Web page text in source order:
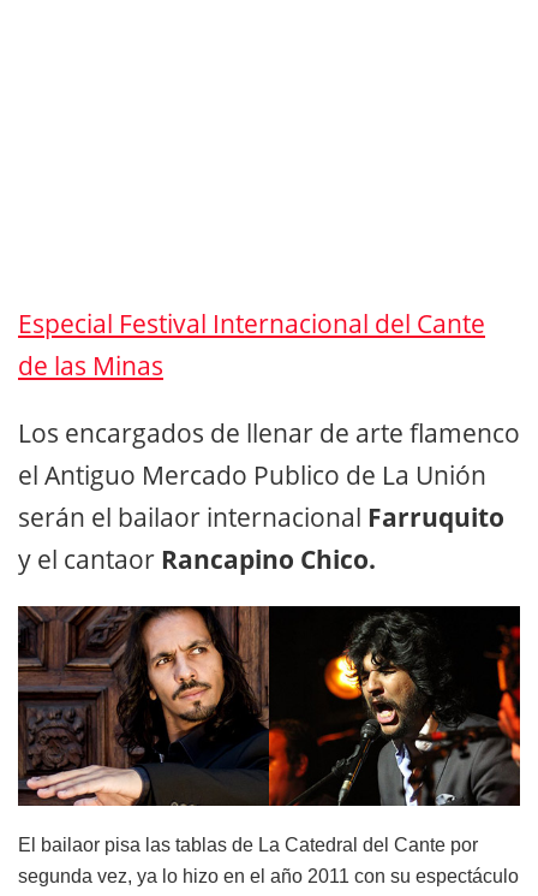
Especial Festival Internacional del Cante
de las Minas
Los encargados de llenar de arte flamenco
el Antiguo Mercado Publico de La Unión
serán el bailaor internacional Farruquito
y el cantaor Rancapino Chico.
El bailaor pisa las tablas de La Catedral del Cante por
segunda vez, ya lo hizo en el año 2011 con su espectáculo